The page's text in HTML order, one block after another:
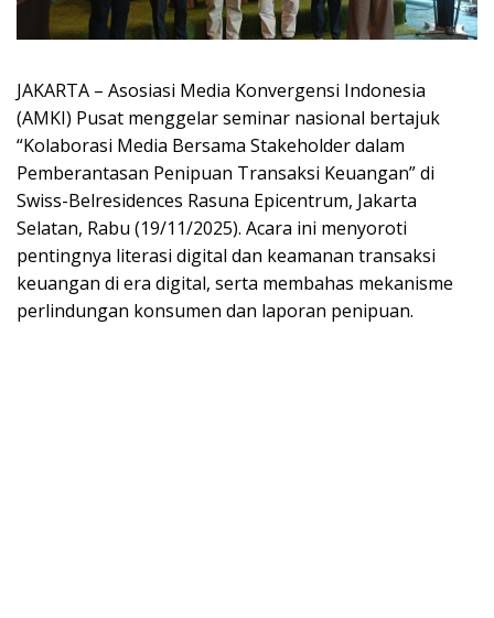
JAKARTA – Asosiasi Media Konvergensi Indonesia
(AMKI) Pusat menggelar seminar nasional bertajuk
“Kolaborasi Media Bersama Stakeholder dalam
Pemberantasan Penipuan Transaksi Keuangan” di
Swiss-Belresidences Rasuna Epicentrum, Jakarta
Selatan, Rabu (19/11/2025). Acara ini menyoroti
pentingnya literasi digital dan keamanan transaksi
keuangan di era digital, serta membahas mekanisme
perlindungan konsumen dan laporan penipuan.